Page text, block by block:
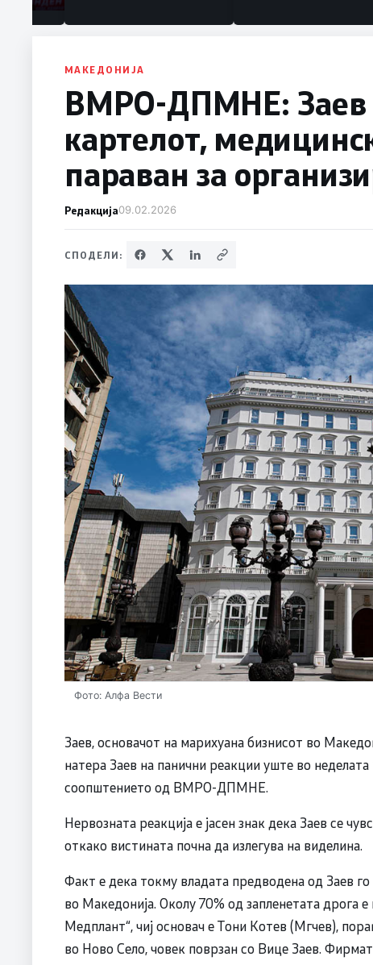
МАКЕДОНИЈА
ВМРО-ДПМНЕ: Заев
картелот,
параван за
Редакција09.02.2026
СПОДЕЛИ:
Фото: Алфа Вести
Заев, основачот на марихуана бизнисот во
натера Заев на панични реакции уште во
соопштението од ВМРО-ДПМНЕ.
Нервозната реакција е јасен знак дека Заев се
откако вистината почна да излегува на виделина.
Факт е дека токму владата предводена од Заев
во Македонија. Околу 70% од запленетата
Медплант“, чиј основач е Тони Котев (Мгчев),
во Ново Село, човек поврзан со Вице Заев.